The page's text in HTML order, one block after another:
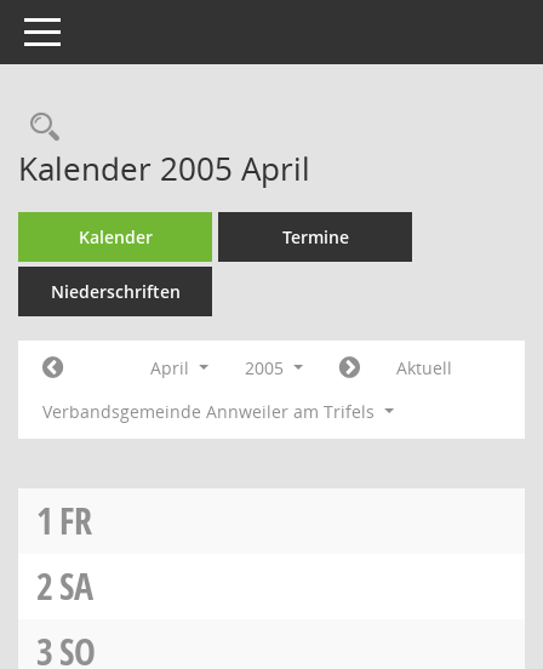
Toggle navigation
Rechercheauswahl
Kalender 2005 April
Kalender Termine
Niederschriften
April 2005
Aktuell
Verbandsgemeinde Annweiler am Trifels
1 FR
2SA
3SO